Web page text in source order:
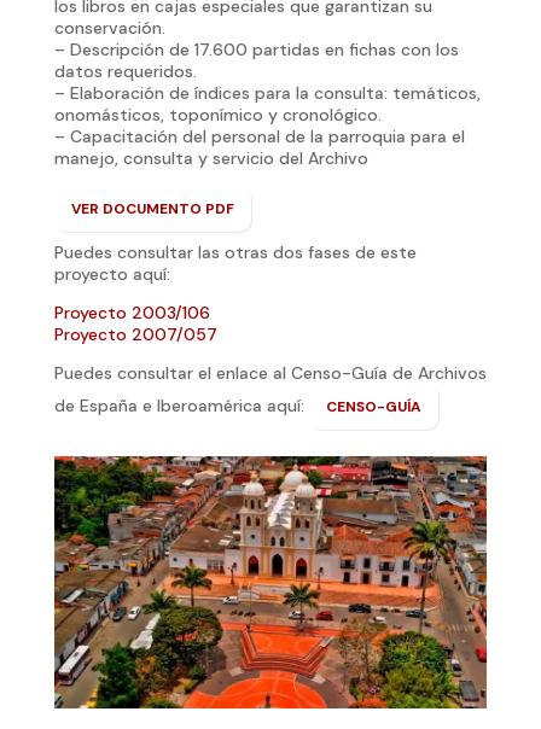
los libros en cajas especiales que garantizan su
conservación.
– Descripción de 17.600 partidas en fichas con los
datos requeridos.
– Elaboración de índices para la consulta: temáticos,
onomásticos, toponímico y cronológico.
– Capacitación del personal de la parroquia para el
manejo, consulta y servicio del Archivo
VER DOCUMENTO PDF
Puedes consultar las otras dos fases de este
proyecto aquí:
Proyecto 2003/106
Proyecto 2007/057
Puedes consultar el enlace al Censo-Guía de Archivos
de España e Iberoamérica aquí:
CENSO-GUÍA